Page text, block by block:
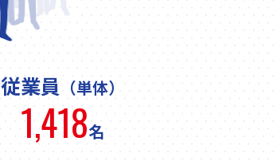
従業員 （単体）
1,418名